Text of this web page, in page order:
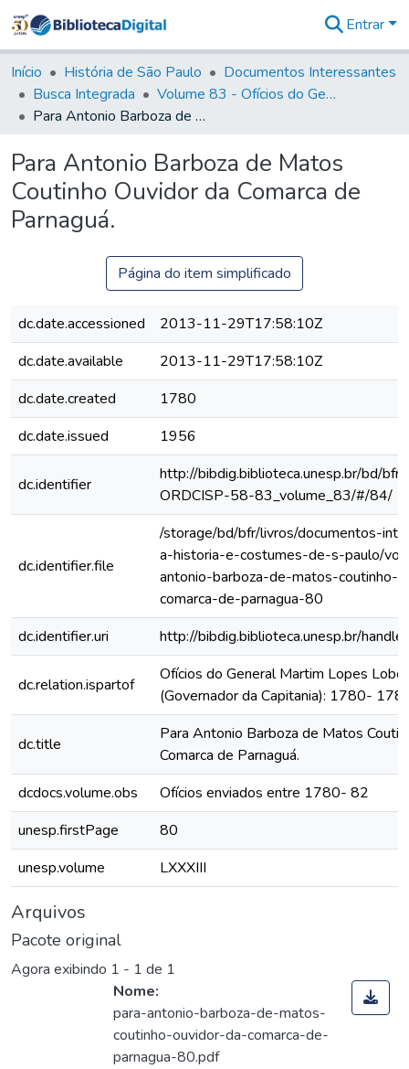
&
Coleções
Tudo na
Biblioteca
Estatísticas
Entrar
Início História de São Paulo
Documentos Interessantes
Busca Integrada
Volume 83 - Ofícios do General Martim Lopes Lobo de Saldanha (Governador da Capitania): 1780- 1782
Para Antonio Barboza de Matos Coutinho Ouvidor da Comarca de Parnaguá.
Para Antonio Barboza de Matos
Coutinho Ouvidor da Comarca de
Parnaguá.
Página do item simplificado
dc.date.accessioned
2013-11-29T17:58:10Z
dc.date.available
2013-11-29T17:58:10Z
dc.date.created
1780
dc.date.issued
1956
dc.identifier
http://bibdig.biblioteca.unesp.br/bd/
ORDCISP-58-83_volume_83/#/84/
dc.identifier.file
/storage/bd/bfr/livros/documentos-
a-historia-e-costumes-de-s-paulo/
antonio-barboza-de-matos-coutinho-
comarca-de-parnagua-80
dc.identifier.uri
http://bibdig.biblioteca.unesp.br/
dc.relation.ispartof
Ofícios do General Martim Lopes Lobo
(Governador da Capitania): 1780-
dc.title
Para Antonio Barboza de Matos
Comarca de Parnaguá.
dcdocs.volume.obs
Ofícios enviados entre 1780- 82
unesp.firstPage
80
unesp.volume
LXXXIII
Arquivos
Pacote original
Agora exibindo 1 - 1 de 1
Nome:
para-antonio-barboza-de-matos-
coutinho-ouvidor-da-comarca-de-
parnagua-80.pdf